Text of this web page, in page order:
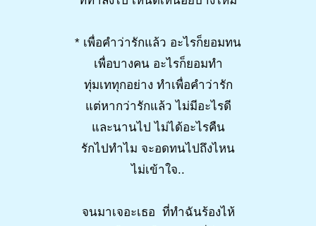
* เพื่อคำว่ารักแล้ว อะไรก็ยอมทน
เพื่อบางคน อะไรก็ยอมทำ
ทุ่มเททุกอย่าง ทำเพื่อคำว่ารัก
แต่หากว่ารักแล้ว ไม่มีอะไรดี
และนานไป ไม่ได้อะไรคืน
รักไปทำไม จะอดทนไปถึงไหน
ไม่เข้าใจ..
จนมาเจอะเธอ ที่ทำฉันร้องไห้